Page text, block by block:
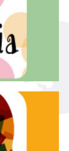
concepita